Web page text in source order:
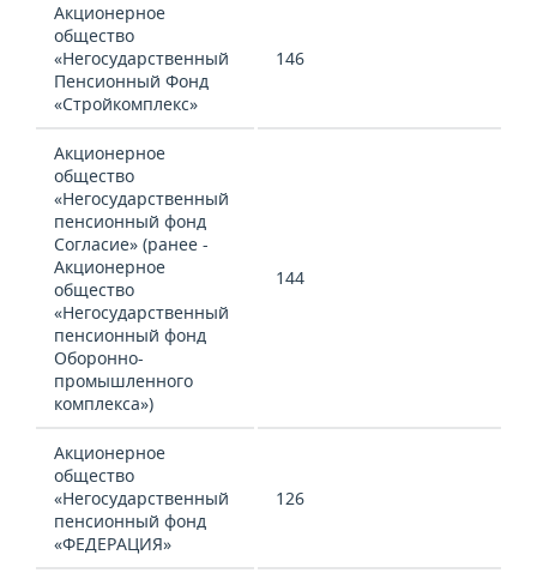
Акционерное
общество
«Негосударственный
Пенсионный Фонд
«Стройкомплекс»
146
Акционерное
общество
«Негосударственный
пенсионный фонд
Согласие» (ранее -
Акционерное
общество
«Негосударственный
пенсионный фонд
Оборонно-
промышленного
комплекса»)
144
Акционерное
общество
«Негосударственный
пенсионный фонд
«ФЕДЕРАЦИЯ»
126